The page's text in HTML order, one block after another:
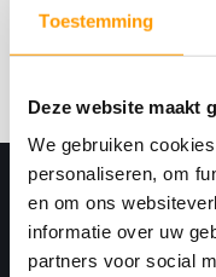
Toestemming
Deze website maakt
We gebruiken
personaliseren, om
en om ons
informatie over uw
partners voor social